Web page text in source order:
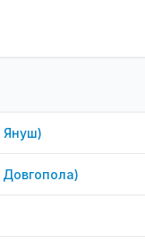
Януш)
Довгопола)